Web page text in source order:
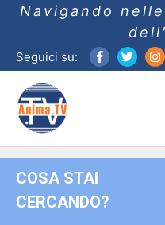
Navigando
Seguici su:
COSA STAI
CERCANDO?